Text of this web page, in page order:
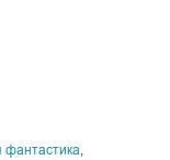
фантастика,